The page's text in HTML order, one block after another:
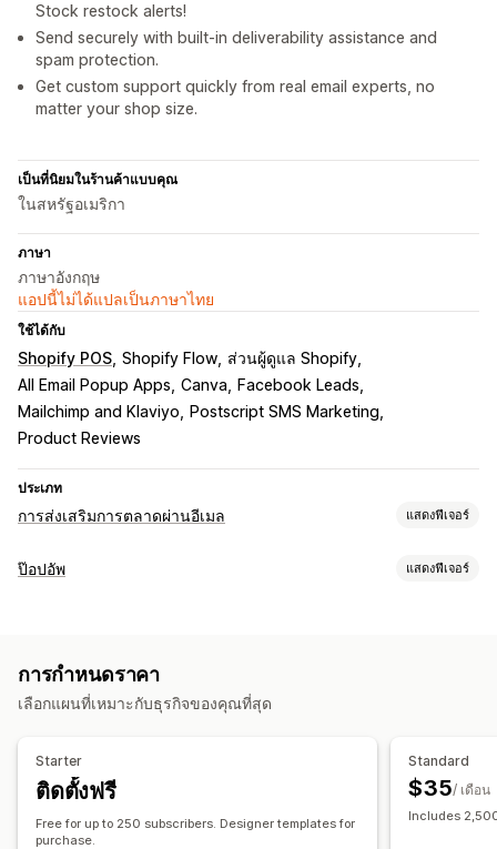
Stock restock alerts!
Send securely with built-in deliverability assistance and
spam protection.
Get custom support quickly from real email experts, no
matter your shop size.
เป็นที่นิยมในร้านค้าแบบคุณ
ในสหรัฐอเมริกา
ภาษา
ภาษาอังกฤษ
แอปนี้ไม่ได้แปลเป็นภาษาไทย
ใช้ได้กับ
Shopify POS Shopify Flow ส่วนผู้ดูแล Shopify
All Email Popup Apps Canva
Facebook Leads
Mailchimp and Klaviyo
Postscript SMS Marketing
Product Reviews
ประเภท
การส่งเสริมการตลาดผ่านอีเมล แสดงฟีเจอร์
ประเภทแคมเปญ
อีเมลการชำระเงิน
เมื่อตั้งใจออก
เรียกดูรายการที่ละทิ้ง
อีเมลต้อนรับ อีเมลติดตามผล
คำแนะนำสินค้า
รีวิวสินค้า
แคมเปญที่กำหนดเอง
การจัดการแคมเปญ
ป๊อปอัพ แสดงฟีเจอร์
เมื่อตั้งใจออก
ส่วนลด
แบนเนอร์ ประกาศ ป๊อปอัพคำเตือน
การจัดการป๊อปอัพ
รายชื่อการจัดเก็บสำหรับอีเมล
รายชื่อการจัดเก็บสำหรับ SMS
การกำหนดราคา
เลือกแผนที่เหมาะกับธุรกิจของคุณที่สุด
Starter
ติดตั้งฟรี
Free for up to 250 subscribers. Designer templates for
purchase.
Standard
$35/ เดือน
Includes